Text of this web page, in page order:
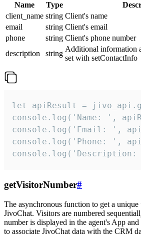
Name Type
client_name string Client's name
email
string Client's email
phone
string Client's phone number
description
string
Additional information
set with setContactInfo
let apiResult =
console.log('Name: ',
console.log('Email: ',
console.log('Phone: ',
getVisitorNumber#
The asynchronous function to get a
JivoChat. Visitors are numbered
number is displayed in the agent's App and
to associate JivoChat data with the CRM